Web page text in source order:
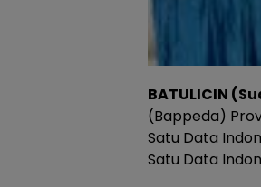
BATULICIN
(Bappeda)
Satu Data
Satu Data